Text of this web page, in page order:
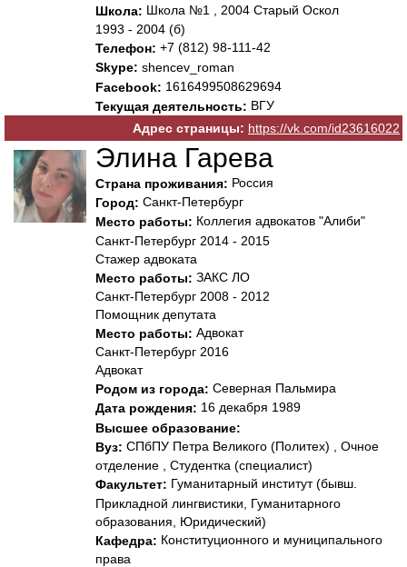
Школа: Школа №1 , 2004 Старый Оскол
1993 - 2004 (б)
Телефон: +7 (812) 98-111-42
Skype: shencev_roman
Facebook: 1616499508629694
Текущая деятельность: ВГУ
Адрес страницы: https://vk.com/id23616022
Элина Гарева
Страна проживания: Россия
Город: Санкт-Петербург
Место работы: Коллегия адвокатов "Алиби"
Санкт-Петербург 2014 - 2015
Стажер адвоката
Место работы: ЗАКС ЛО
Санкт-Петербург 2008 - 2012
Помощник депутата
Место работы: Адвокат
Санкт-Петербург 2016
Адвокат
Родом из города: Северная Пальмира
Дата рождения: 16 декабря 1989
Высшее образование:
Вуз: СПбПУ Петра Великого (Политех) , Очное
отделение , Студентка (специалист)
Факультет: Гуманитарный институт (бывш.
Прикладной лингвистики, Гуманитарного
образования, Юридический)
Кафедра: Конституционного и муниципального
права